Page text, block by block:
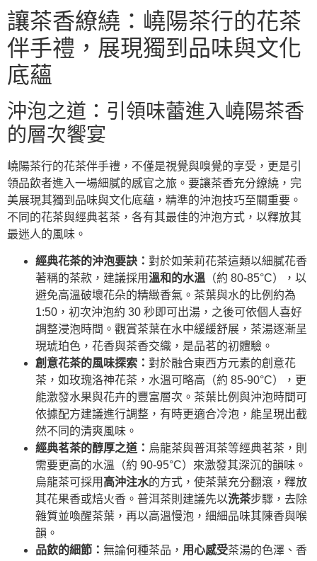
讓茶香繚繞：嶢陽茶行的花茶
伴手禮，展現獨到品味與文化
底蘊
沖泡之道：引領味蕾進入嶢陽茶香
的層次饗宴
嶢陽茶行的花茶伴手禮，不僅是視覺與嗅覺的享受，更是引
領品飲者進入一場細膩的感官之旅。要讓茶香充分繚繞，完
美展現其獨到品味與文化底蘊，精準的沖泡技巧至關重要。
不同的花茶與經典茗茶，各有其最佳的沖泡方式，以釋放其
最迷人的風味。
經典花茶的沖泡要訣： 對於如茉莉花茶這類以細膩花香
著稱的茶款，建議採用溫和的水溫 （約 80-85°C），以
避免高溫破壞花朵的精緻香氣。茶葉與水的比例約為
1:50，初次沖泡約 30 秒即可出湯，之後可依個人喜好
調整浸泡時間。觀賞茶葉在水中緩緩舒展，茶湯逐漸呈
現琥珀色，花香與茶香交織，是品茗的初體驗。
創意花茶的風味探索： 對於融合東西方元素的創意花
茶，如玫瑰洛神花茶，水溫可略高（約 85-90°C），更
能激發水果與花卉的豐富層次。茶葉比例與沖泡時間可
依據配方建議進行調整，有時更適合冷泡，能呈現出截
然不同的清爽風味。
經典茗茶的醇厚之道： 烏龍茶與普洱茶等經典茗茶，則
需要更高的水溫（約 90-95°C）來激發其深沉的韻味。
烏龍茶可採用 高沖注水的方式，使茶葉充分翻滾，釋放
其花果香或焙火香。普洱茶則建議先以洗茶步驟，去除
雜質並喚醒茶葉，再以高溫慢泡，細細品味其陳香與喉
韻。
品飲的細節： 無論何種茶品， 用心感受茶湯的色澤、香